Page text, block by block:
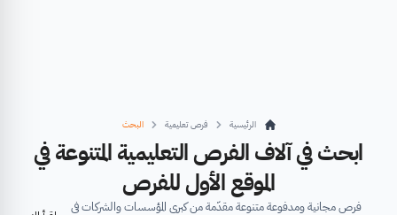
الرئيسية فرص تعليمية البحث
ابحث في آلاف الفرص التعليمية المتنوعة في
الموقع الأول للفرص
فرص مجانية ومدفوعة متنوعة مقدّمة من كبرى المؤسسات والشركات في